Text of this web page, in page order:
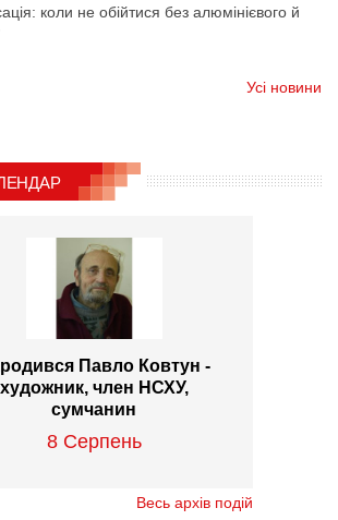
коли не обійтися без алюмінієвого й
Усі новини
Павло Ковтун -
художник, член НСХУ,
сумчанин
8 Серпень
Весь архів подій